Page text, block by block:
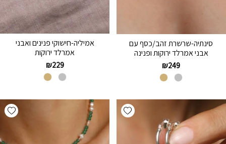
סינתיה-שרשרת זהב/כסף עם
אבני אמרלד ירוקות ופנינה
₪249
אמיליה-חישוקי פנינים ואבני
אמרלד ירוקות
₪229
Add wishlist